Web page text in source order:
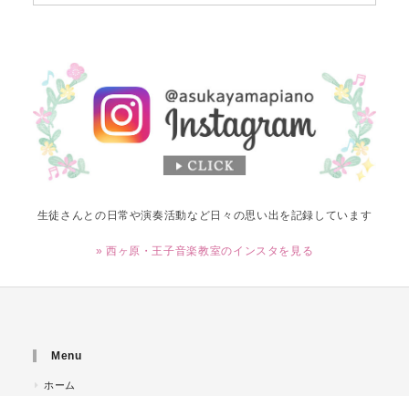
生徒さんとの日常や演奏活動など日々の思い出を記録しています
» 西ヶ原・王子音楽教室のインスタを見る
Menu
ホーム